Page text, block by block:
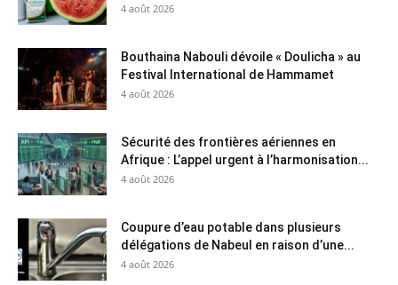
4 août 2026
Bouthaina Nabouli dévoile « Doulicha » au
Festival International de Hammamet
4 août 2026
Sécurité des frontières aériennes en
Afrique : L’appel urgent à l’harmonisation...
4 août 2026
Coupure d’eau potable dans plusieurs
délégations de Nabeul en raison d’une...
4 août 2026